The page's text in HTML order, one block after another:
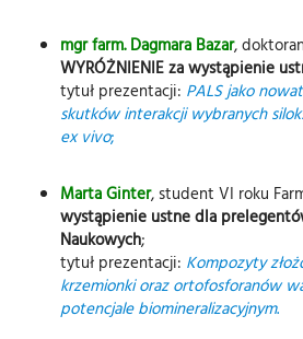
mgr farm. Dagmara Bazar,
WYRÓŻNIENIE za wystąpienie
tytuł prezentacji: PALS jako
skutków interakcji wybranych
ex vivo;
Marta Ginter, student VI roku
wystąpienie ustne dla
Naukowych;
tytuł prezentacji: Kompozyty
krzemionki oraz ortofosforanów
potencjale biomineralizacyjnym.